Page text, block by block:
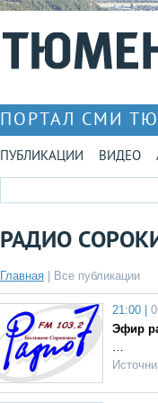
ПОРТАЛ СМИ
ПУБЛИКАЦИИ ВИДЕО
РАДИО
Главная Все публикации
21:00 |
Эфир
…